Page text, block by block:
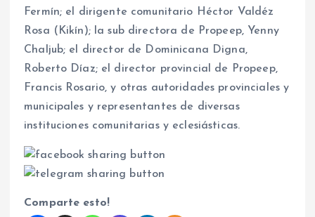
Fermín; el dirigente comunitario Héctor Valdéz
Rosa (Kikín); la sub directora de Propeep, Yenny
Chaljub; el director de Dominicana Digna,
Roberto Díaz; el director provincial de Propeep,
Francis Rosario, y otras autoridades provinciales y
municipales y representantes de diversas
instituciones comunitarias y eclesiásticas.
Comparte esto!